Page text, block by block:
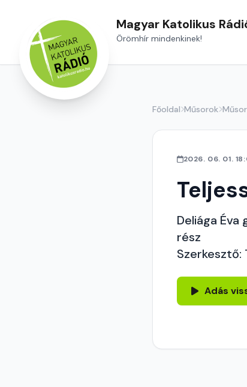
Magyar Katolikus
Örömhír mindenkinek!
Főoldal Műsorok Műsor
2026. 06. 01.
Deliága
rész
Szerkesztő:
Adás